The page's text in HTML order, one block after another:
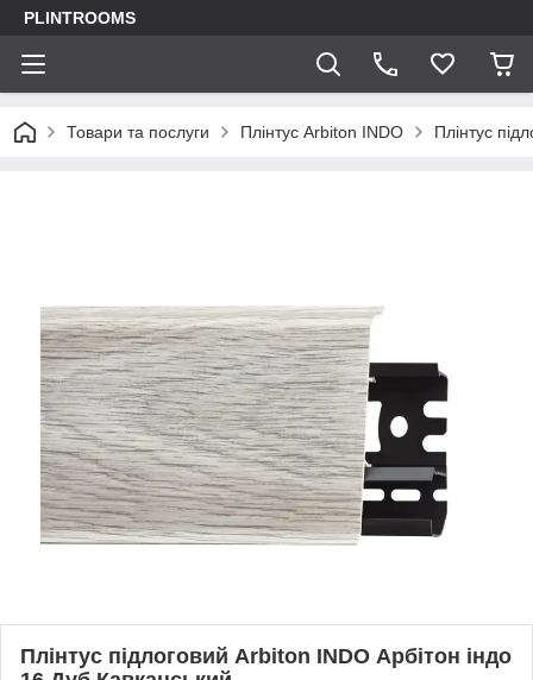
PLINTROOMS
Товари та послуги Плінтус Arbiton INDO Плінтус
Плінтус підлоговий Arbiton INDO Арбітон індо